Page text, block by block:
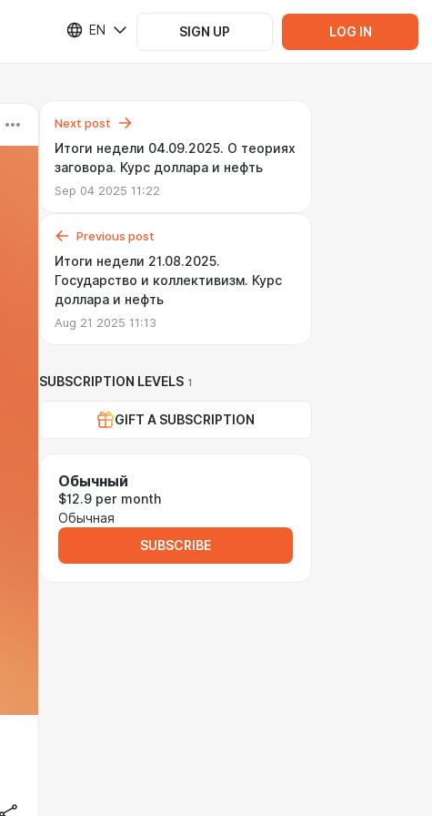
EN SIGN UP LOG IN
Next post
Итоги недели 04.09.2025. О теориях
заговора. Курс доллара и нефть
Sep 04 2025 11:22
Previous post
Итоги недели 21.08.2025.
Государство и коллективизм. Курс
доллара и нефть
Aug 21 2025 11:13
SUBSCRIPTION LEVELS 1
GIFT A SUBSCRIPTION
Обычный
$12.9 per month
Обычная
SUBSCRIBE